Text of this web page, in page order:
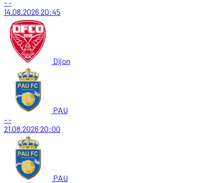
--
14.08.2026 20:45
Dijon
PAU
--
21.08.2026 20:00
PAU